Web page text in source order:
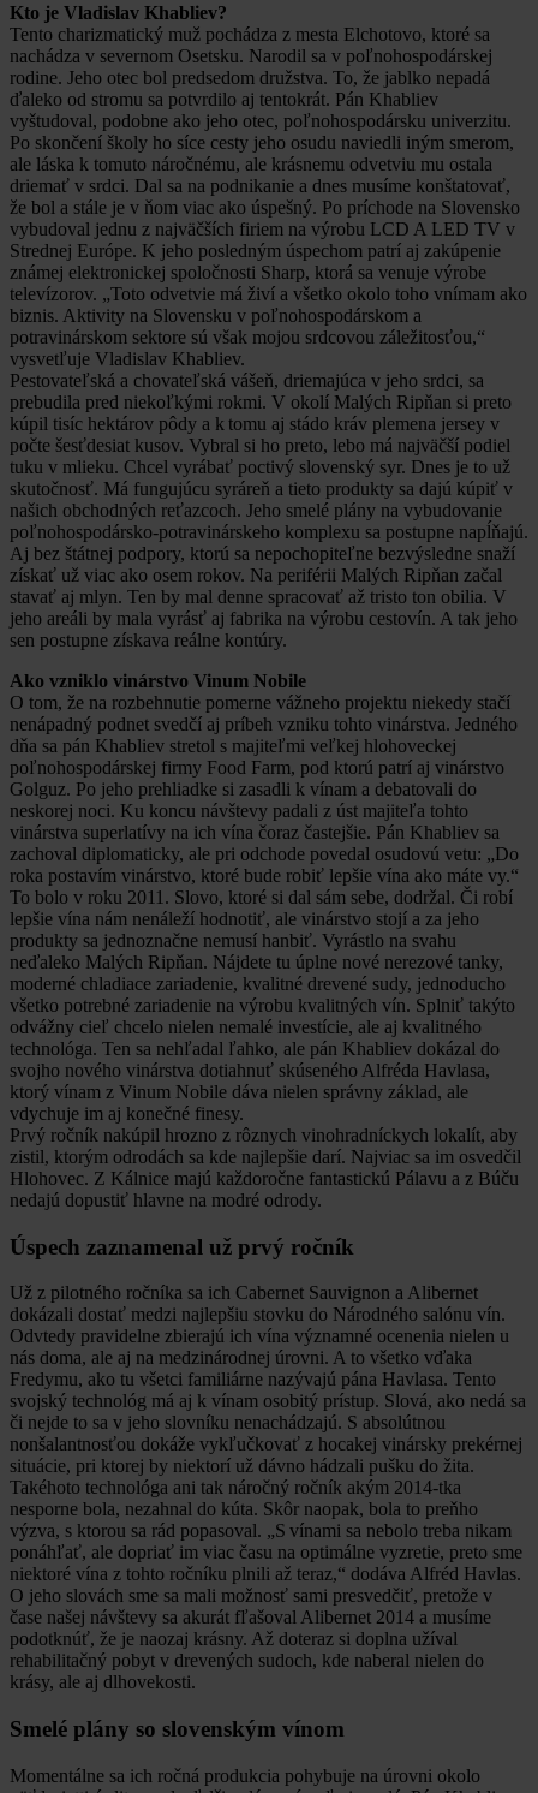
Kto je Vladislav Khabliev?
Tento charizmatický muž pochádza z mesta Elchotovo, ktoré sa
nachádza v severnom Osetsku. Narodil sa v poľnohospodárskej
rodine. Jeho otec bol predsedom družstva. To, že jablko nepadá
ďaleko od stromu sa potvrdilo aj tentokrát. Pán Khabliev
vyštudoval, podobne ako jeho otec, poľnohospodársku univerzitu.
Po skončení školy ho síce cesty jeho osudu naviedli iným smerom,
ale láska k tomuto náročnému, ale krásnemu odvetviu mu ostala
driemať v srdci. Dal sa na podnikanie a dnes musíme konštatovať,
že bol a stále je v ňom viac ako úspešný. Po príchode na Slovensko
vybudoval jednu z najväčších firiem na výrobu LCD A LED TV v
Strednej Európe. K jeho posledným úspechom patrí aj zakúpenie
známej elektronickej spoločnosti Sharp, ktorá sa venuje výrobe
televízorov. „Toto odvetvie má živí a všetko okolo toho vnímam ako
biznis. Aktivity na Slovensku v poľnohospodárskom a
potravinárskom sektore sú však mojou srdcovou záležitosťou,“
vysvetľuje Vladislav Khabliev.
Pestovateľská a chovateľská vášeň, driemajúca v jeho srdci, sa
prebudila pred niekoľkými rokmi. V okolí Malých Ripňan si preto
kúpil tisíc hektárov pôdy a k tomu aj stádo kráv plemena jersey v
počte šesťdesiat kusov. Vybral si ho preto, lebo má najväčší podiel
tuku v mlieku. Chcel vyrábať poctivý slovenský syr. Dnes je to už
skutočnosť. Má fungujúcu syráreň a tieto produkty sa dajú kúpiť v
našich obchodných reťazcoch. Jeho smelé plány na vybudovanie
poľnohospodársko-potravinárskeho komplexu sa postupne napĺňajú.
Aj bez štátnej podpory, ktorú sa nepochopiteľne bezvýsledne snaží
získať už viac ako osem rokov. Na periférii Malých Ripňan začal
stavať aj mlyn. Ten by mal denne spracovať až tristo ton obilia. V
jeho areáli by mala vyrásť aj fabrika na výrobu cestovín. A tak jeho
sen postupne získava reálne kontúry.
Ako vzniklo vinárstvo Vinum Nobile
O tom, že na rozbehnutie pomerne vážneho projektu niekedy stačí
nenápadný podnet svedčí aj príbeh vzniku tohto vinárstva. Jedného
dňa sa pán Khabliev stretol s majiteľmi veľkej hlohoveckej
poľnohospodárskej firmy Food Farm, pod ktorú patrí aj vinárstvo
Golguz. Po jeho prehliadke si zasadli k vínam a debatovali do
neskorej noci. Ku koncu návštevy padali z úst majiteľa tohto
vinárstva superlatívy na ich vína čoraz častejšie. Pán Khabliev sa
zachoval diplomaticky, ale pri odchode povedal osudovú vetu: „Do
roka postavím vinárstvo, ktoré bude robiť lepšie vína ako máte vy.“
To bolo v roku 2011. Slovo, ktoré si dal sám sebe, dodržal. Či robí
lepšie vína nám nenáleží hodnotiť, ale vinárstvo stojí a za jeho
produkty sa jednoznačne nemusí hanbiť. Vyrástlo na svahu
neďaleko Malých Ripňan. Nájdete tu úplne nové nerezové tanky,
moderné chladiace zariadenie, kvalitné drevené sudy, jednoducho
všetko potrebné zariadenie na výrobu kvalitných vín. Splniť takýto
odvážny cieľ chcelo nielen nemalé investície, ale aj kvalitného
technológa. Ten sa nehľadal ľahko, ale pán Khabliev dokázal do
svojho nového vinárstva dotiahnuť skúseného Alfréda Havlasa,
ktorý vínam z Vinum Nobile dáva nielen správny základ, ale
vdychuje im aj konečné finesy.
Prvý ročník nakúpil hrozno z rôznych vinohradníckych lokalít, aby
zistil, ktorým odrodách sa kde najlepšie darí. Najviac sa im osvedčil
Hlohovec. Z Kálnice majú každoročne fantastickú Pálavu a z Búču
nedajú dopustiť hlavne na modré odrody.
Úspech zaznamenal už prvý ročník
Už z pilotného ročníka sa ich Cabernet Sauvignon a Alibernet
dokázali dostať medzi najlepšiu stovku do Národného salónu vín.
Odvtedy pravidelne zbierajú ich vína významné ocenenia nielen u
nás doma, ale aj na medzinárodnej úrovni. A to všetko vďaka
Fredymu, ako tu všetci familiárne nazývajú pána Havlasa. Tento
svojský technológ má aj k vínam osobitý prístup. Slová, ako nedá sa
či nejde to sa v jeho slovníku nenachádzajú. S absolútnou
nonšalantnosťou dokáže vykľučkovať z hocakej vinársky prekérnej
situácie, pri ktorej by niektorí už dávno hádzali pušku do žita.
Takéhoto technológa ani tak náročný ročník akým 2014-tka
nesporne bola, nezahnal do kúta. Skôr naopak, bola to preňho
výzva, s ktorou sa rád popasoval. „S vínami sa nebolo treba nikam
ponáhľať, ale dopriať im viac času na optimálne vyzretie, preto sme
niektoré vína z tohto ročníku plnili až teraz,“ dodáva Alfréd Havlas.
O jeho slovách sme sa mali možnosť sami presvedčiť, pretože v
čase našej návštevy sa akurát fľašoval Alibernet 2014 a musíme
podotknúť, že je naozaj krásny. Až doteraz si doplna užíval
rehabilitačný pobyt v drevených sudoch, kde naberal nielen do
krásy, ale aj dlhovekosti.
Smelé plány so slovenským vínom
Momentálne sa ich ročná produkcia pohybuje na úrovni okolo